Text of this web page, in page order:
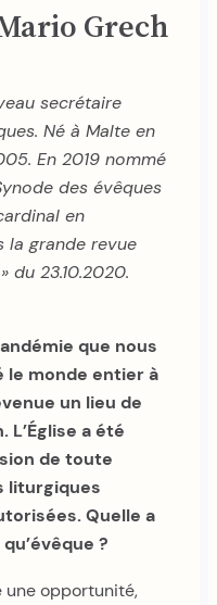
Grech
secrétaire
Né à Malte en
En 2019 nommé
des évêques
en
la grande revue
du 23.10.2020.
que nous
monde entier à
un lieu de
a été
de toute
liturgiques
Quelle a
?
une opportunité,